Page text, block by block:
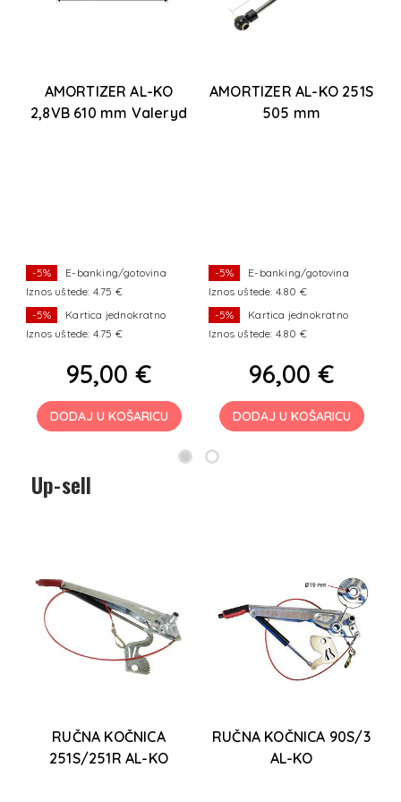
AMORTIZER AL-KO
2,8VB 610 mm Valeryd
-5%
E-banking/gotovina
Iznos uštede: 4.75 €
-5%
Kartica jednokratno
Iznos uštede: 4.75 €
95,00 €
DODAJ U KOŠARICU
AMORTIZER AL-KO 251S
505 mm
-5%
E-banking/gotovina
Iznos uštede: 4.80 €
-5%
Kartica jednokratno
Iznos uštede: 4.80 €
96,00 €
DODAJ U KOŠARICU
Up-sell
RUČNA KOČNICA
251S/251R AL-KO
RUČNA KOČNICA 90S/3
AL-KO